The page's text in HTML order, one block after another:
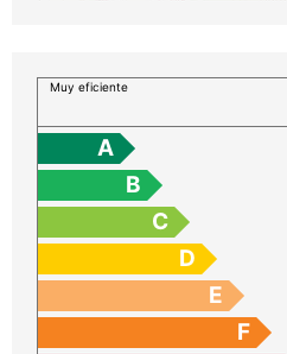
Muy eficiente
A
B
C
D
E
F